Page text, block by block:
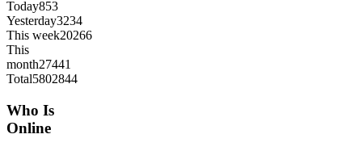
Today853
Yesterday3234
This week20266
This
month27441
Total5802844
Who Is
Online